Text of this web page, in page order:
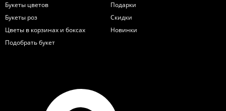
Букеты цветов
Букеты роз
Цветы в корзинах и боксах
Подобрать букет
Подарки
Скидки
Новинки